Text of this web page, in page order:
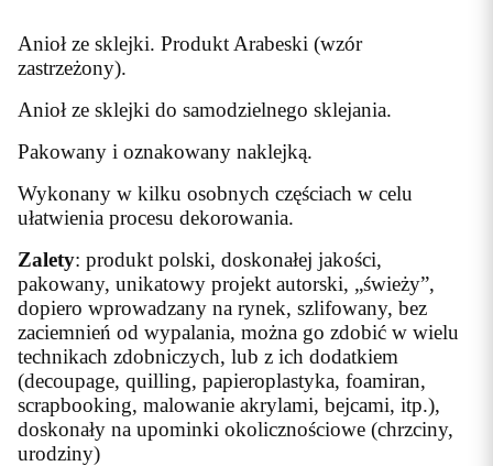
Anioł ze sklejki. Produkt Arabeski (wzór
zastrzeżony).
Anioł ze sklejki do samodzielnego sklejania.
Pakowany i oznakowany naklejką.
Wykonany w kilku osobnych częściach w celu
ułatwienia procesu dekorowania.
Zalety: produkt polski, doskonałej jakości,
pakowany, unikatowy projekt autorski, „świeży”,
dopiero wprowadzany na rynek, szlifowany, bez
zaciemnień od wypalania, można go zdobić w wielu
technikach zdobniczych, lub z ich dodatkiem
(decoupage, quilling, papieroplastyka, foamiran,
scrapbooking, malowanie akrylami, bejcami, itp.),
doskonały na upominki okolicznościowe (chrzciny,
urodziny)